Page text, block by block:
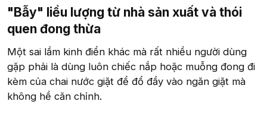
"Bẫy" liều lượng từ nhà sản xuất và thói
quen đong thừa​
Một sai lầm kinh điển khác mà rất nhiều người dùng
gặp phải là dùng luôn chiếc nắp hoặc muỗng đong đi
kèm của chai nước giặt để đổ đầy vào ngăn giặt mà
không hề căn chỉnh.